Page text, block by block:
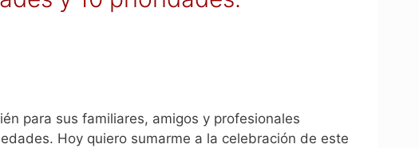
para sus familiares, amigos y profesionales
Hoy quiero sumarme a la celebración de este